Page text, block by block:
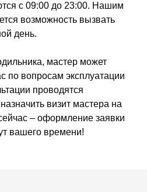
с 09:00 до 23:00. Нашим
возможность вызвать
день.
мастер может
по вопросам эксплуатации
проводятся
визит мастера на
– оформление заявки
вашего времени!